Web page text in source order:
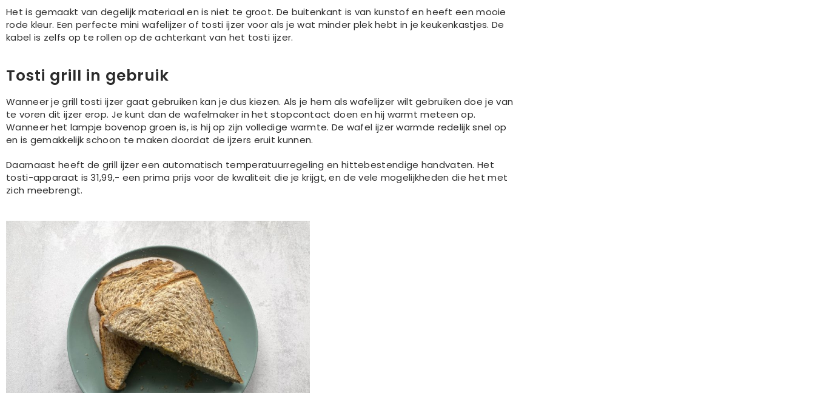
Het is gemaakt van degelijk materiaal en is niet te groot. De buitenkant is van kunstof en heeft een mooie
rode kleur. Een perfecte mini wafelijzer of tosti ijzer voor als je wat minder plek hebt in je keukenkastjes. De
kabel is zelfs op te rollen op de achterkant van het tosti ijzer.
Tosti grill in gebruik
Wanneer je grill tosti ijzer gaat gebruiken kan je dus kiezen. Als je hem als wafelijzer wilt gebruiken doe je van
te voren dit ijzer erop. Je kunt dan de wafelmaker in het stopcontact doen en hij warmt meteen op.
Wanneer het lampje bovenop groen is, is hij op zijn volledige warmte. De wafel ijzer warmde redelijk snel op
en is gemakkelijk schoon te maken doordat de ijzers eruit kunnen.
Daarnaast heeft de grill ijzer een automatisch temperatuurregeling en hittebestendige handvaten. Het
tosti-apparaat is 31,99,- een prima prijs voor de kwaliteit die je krijgt, en de vele mogelijkheden die het met
zich meebrengt.